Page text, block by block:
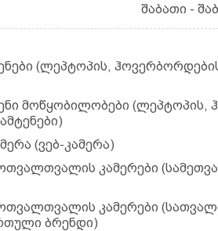
შაბათი -
(ლეპტოპის,
მოწყობილობები
(ვებ-კამერა)
კამერები
კამერები
ბრენდი)